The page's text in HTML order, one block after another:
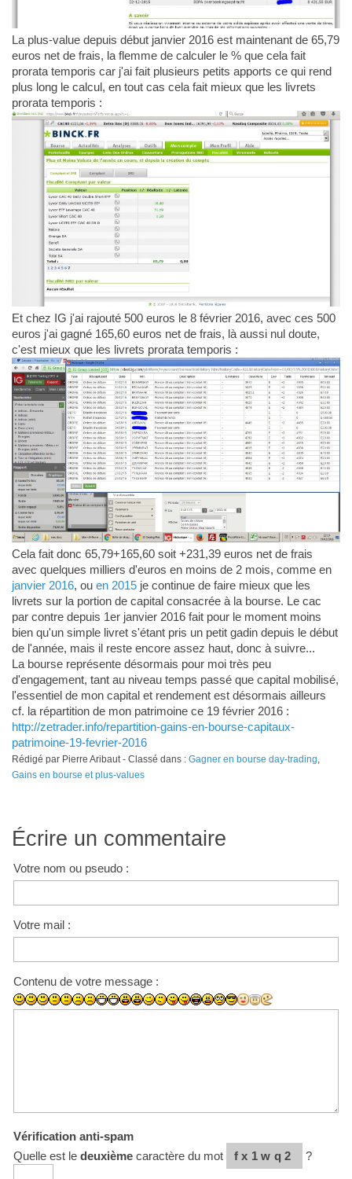
La plus-value depuis début janvier 2016 est maintenant de 65,79
euros net de frais, la flemme de calculer le % que cela fait
prorata temporis car j'ai fait plusieurs petits apports ce qui rend
plus long le calcul, en tout cas cela fait mieux que les livrets
prorata temporis :
Et chez IG j'ai rajouté 500 euros le 8 février 2016, avec ces 500
euros j'ai gagné 165,60 euros net de frais, là aussi nul doute,
c'est mieux que les livrets prorata temporis :
Cela fait donc 65,79+165,60 soit +231,39 euros net de frais
avec quelques milliers d'euros en moins de 2 mois, comme en
janvier 2016, ou en 2015je continue de faire mieux que les
livrets sur la portion de capital consacrée à la bourse. Le cac
par contre depuis 1er janvier 2016 fait pour le moment moins
bien qu'un simple livret s'étant pris un petit gadin depuis le début
de l'année, mais il reste encore assez haut, donc à suivre...
La bourse représente désormais pour moi très peu
d'engagement, tant au niveau temps passé que capital mobilisé,
l'essentiel de mon capital et rendement est désormais ailleurs
cf. la répartition de mon patrimoine ce 19 février 2016 :
http://zetrader.info/repartition-gains-en-bourse-capitaux-
patrimoine-19-fevrier-2016
Rédigé par Pierre Aribaut - Classé dans : Gagner en bourse day-trading
Gains en bourse et plus-values
Écrire un commentaire
Votre nom ou pseudo :
Votre mail :
Contenu de votre message :
Vérification anti-spam
Quelle est le deuxièmecaractère du mot fx1wq2 ?